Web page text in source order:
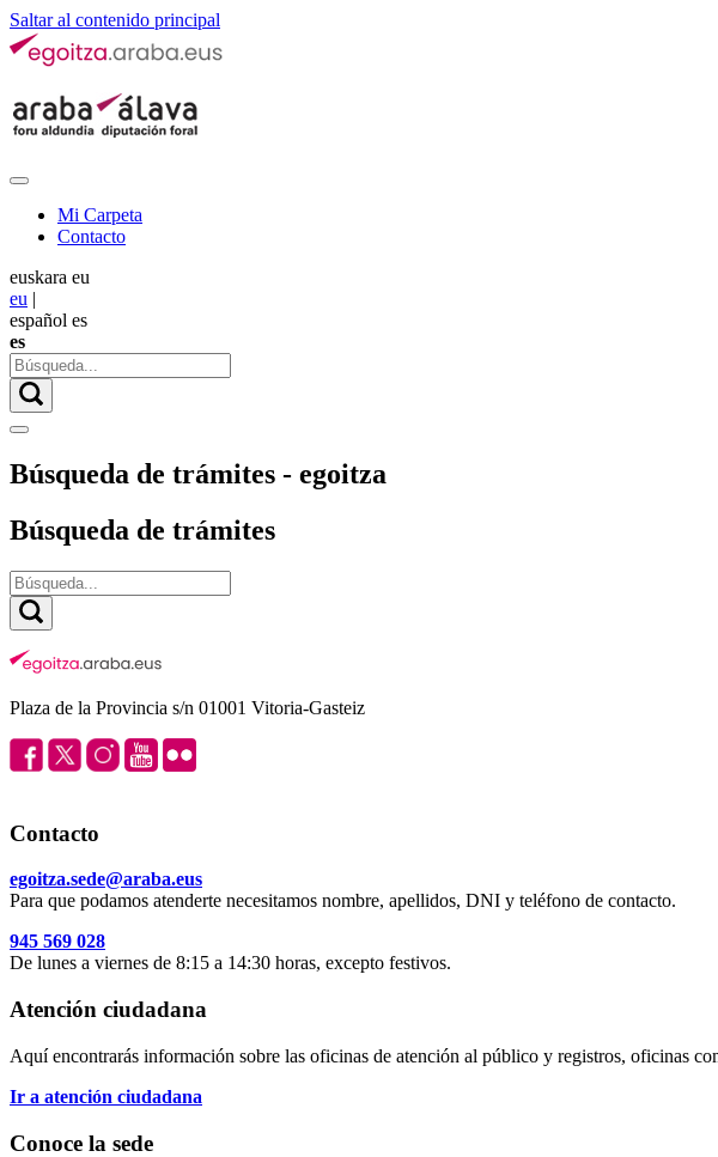
Saltar al contenido principal
Mi Carpeta
Contacto
euskara eu
eu |
español es
es
Búsqueda de trámites - egoitza
Búsqueda de trámites
Plaza de la Provincia s/n 01001 Vitoria-Gasteiz
Contacto
egoitza.sede@araba.eus
Para que podamos atenderte necesitamos nombre, apellidos, DNI y teléfono de contacto.
945 569 028
De lunes a viernes de 8:15 a 14:30 horas, excepto festivos.
Atención ciudadana
Aquí encontrarás información sobre las oficinas de atención al público y registros, oficinas
Ir a atención ciudadana
Conoce la sede